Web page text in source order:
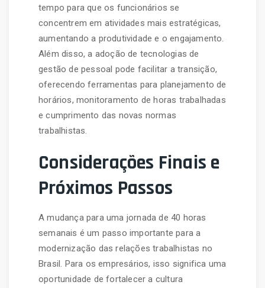
tempo para que os funcionários se
concentrem em atividades mais estratégicas,
aumentando a produtividade e o engajamento.
Além disso, a adoção de tecnologias de
gestão de pessoal pode facilitar a transição,
oferecendo ferramentas para planejamento de
horários, monitoramento de horas trabalhadas
e cumprimento das novas normas
trabalhistas.
Considerações Finais e
Próximos Passos
A mudança para uma jornada de 40 horas
semanais é um passo importante para a
modernização das relações trabalhistas no
Brasil. Para os empresários, isso significa uma
oportunidade de fortalecer a cultura